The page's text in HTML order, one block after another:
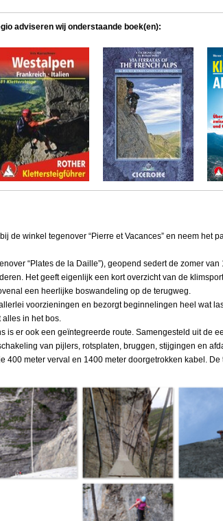
adviseren wij onderstaande boek(en):
de winkel tegenover “Pierre et Vacances” en neem het
“Plates de la Daille”), geopend sedert de zomer
Het geeft eigenlijk een kort overzicht van de
een heerlijke boswandeling op de terugweg.
voorzieningen en bezorgt beginnelingen heel wat
in het bos.
is er ook een geïntegreerde route. Samengesteld uit de
van pijlers, rotsplaten, bruggen, stijgingen en
400 meter verval en 1400 meter doorgetrokken kabel.